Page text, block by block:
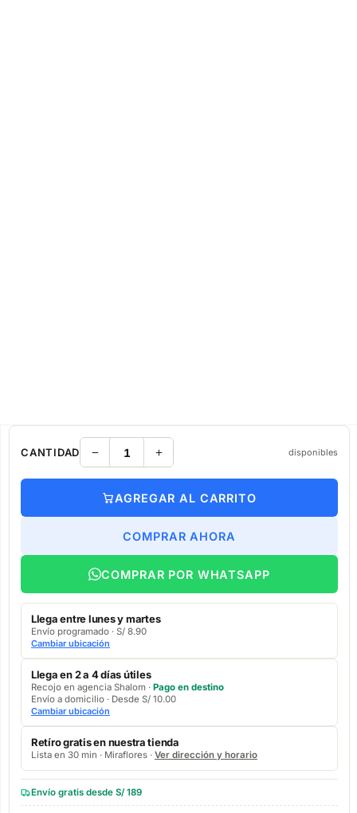
CANTIDAD disponibles
AGREGAR AL CARRITO
COMPRAR AHORA
COMPRAR POR WHATSAPP
Llega entre lunes y martes
Envío programado · S/ 8.90
Cambiar ubicación
Llega en 2 a 4 días útiles
Recojo en agencia Shalom · Pago en destino
Envío a domicilio · Desde S/ 10.00
Cambiar ubicación
Retíro gratis en nuestra tienda
Lista en 30 min · Miraflores · Ver dirección y horario
Envío gratis desde S/ 189